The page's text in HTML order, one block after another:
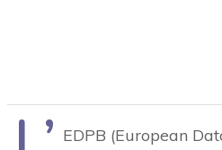
EDPB (European